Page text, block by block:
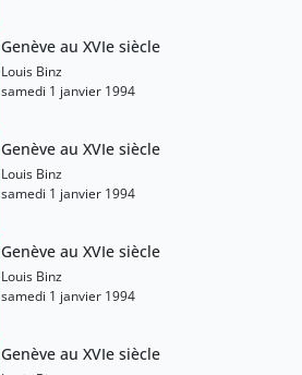
Genève au XVIe siècle
Louis Binz
samedi 1 janvier 1994
Genève au XVIe siècle
Louis Binz
samedi 1 janvier 1994
Genève au XVIe siècle
Louis Binz
samedi 1 janvier 1994
Genève au XVIe siècle